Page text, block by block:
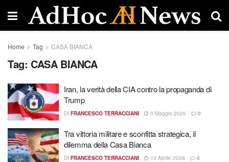
Home Tag CASA BIANCA
Tag: CASA BIANCA
Iran, la verità della CIA contro la propaganda di
Trump
DI FRANCESCO TERRACCIANI 9 Maggio 2026 0
Tra vittoria militare e sconfitta strategica, il
dilemma della Casa Bianca
DI FRANCESCO TERRACCIANI 10 Aprile 2026 0